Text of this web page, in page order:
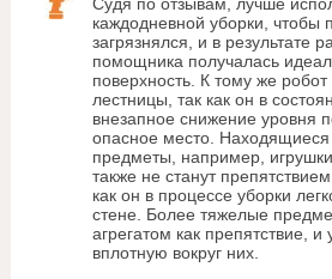
каждодневной уборки, чтобы
загрязнялся, и в результате
помощника получалась
поверхность. К тому же робот
лестницы, так как он в
внезапное снижение уровня
опасное место.
предметы, например,
также не станут
как он в процессе уборки
стене. Более тяжелые
агрегатом как препятствие, и
вплотную вокруг них.